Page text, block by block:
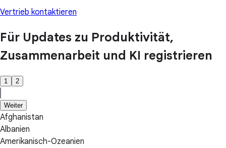
Vertrieb kontaktieren
Für Updates zu Produktivität,
Zusammenarbeit und KI registrieren
1 2
Weiter
Afghanistan
Albanien
Amerikanisch-Ozeanien